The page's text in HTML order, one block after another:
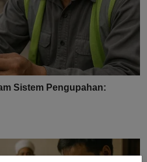
Sistem Pengupahan: